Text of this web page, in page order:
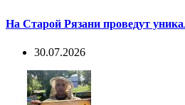
На Старой Рязани проведут
30.07.2026